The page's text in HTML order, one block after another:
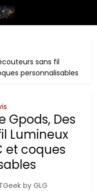
sans fil
personnalisables
Gpods, Des
Lumineux
et coques
by GLG